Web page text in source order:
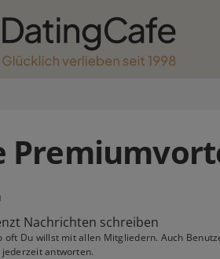
Nachrichten schreiben
oft Du willst mit allen Mitgliedern. Auch
antworten.